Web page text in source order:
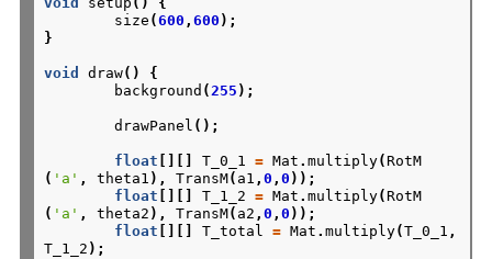
size (600 ,600 );
}
void draw()
{
background (255 );
drawPanel ();
float T_0_1 = Mat .multiply(RotM
( 'a' , theta1 ), TransM( a1 ,0 ,0 ));
float
T_1_2 = Mat .multiply(RotM
( 'a' , theta2 ), TransM( a2 ,0 ,0 ));
float
T_total = Mat .multiply(T_0_1 ,
T_1_2 );